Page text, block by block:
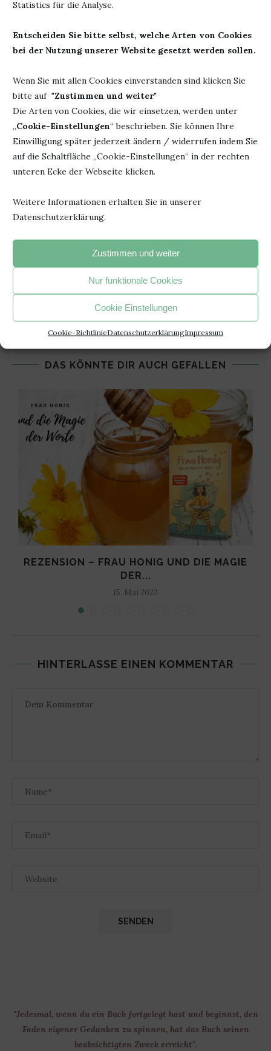
Statistics für die Analyse.
Entscheiden Sie bitte selbst, welche Arten von Cookies
bei der Nutzung unserer Website gesetzt werden sollen.
Wenn Sie mit allen Cookies einverstanden sind klicken Sie
bitte auf "Zustimmen und weiter"
Die Arten von Cookies, die wir einsetzen, werden unter
„Cookie-Einstellungen“ beschrieben. Sie können Ihre
Einwilligung später jederzeit ändern / widerrufen indem Sie
auf die Schaltfläche „Cookie-Einstellungen“ in der rechten
unteren Ecke der Webseite klicken.
Weitere Informationen erhalten Sie in unserer
Datenschutzerklärung.
Zustimmen und weiter
Nur funktionale Cookies
Cookie Einstellungen
Cookie-RichtlinieDatenschutzerklärungImpressum
Wie alles begann
Erschienen: 18. März
2021
Buchgesellschaft
Seiten: 128
ISBN: 978-3806242645
0
DAS KÖNNTE DIR AUCH GEFALLEN
REZENSION – FRAU HONIG UND DIE MAGIE
DER...
15. Mai 2022
HINTERLASSE EINEN KOMMENTAR
"Jedesmal, wenn du ein Buch fortgelegt hast und beginnst, den
Faden eigener Gedanken zu spinnen, hat das Buch seinen
beabsichtigten Zweck erreicht".